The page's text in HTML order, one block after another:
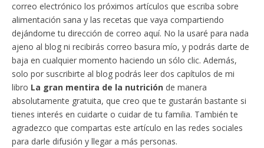
correo electrónico los próximos artículos que escriba sobre
alimentación sana y las recetas que vaya compartiendo
dejándome tu dirección de correo aquí. No la usaré para nada
ajeno al blog ni recibirás correo basura mío, y podrás darte de
baja en cualquier momento haciendo un sólo clic. Además,
solo por suscribirte al blog podrás leer dos capítulos de mi
libro La gran mentira de la nutrición de manera
absolutamente gratuita, que creo que te gustarán bastante si
tienes interés en cuidarte o cuidar de tu familia. También te
agradezco que compartas este artículo en las redes sociales
para darle difusión y llegar a más personas.